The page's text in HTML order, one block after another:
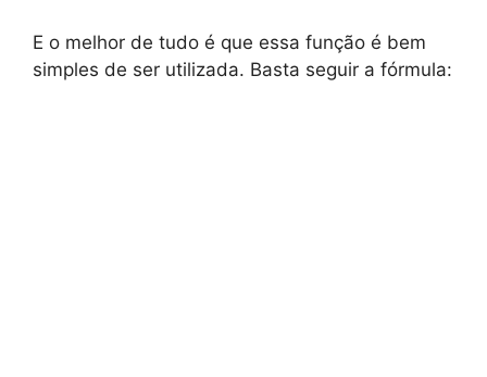
E o melhor de tudo é que essa função é bem
simples de ser utilizada. Basta seguir a fórmula: